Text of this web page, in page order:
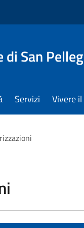
di San
Servizi Vivere